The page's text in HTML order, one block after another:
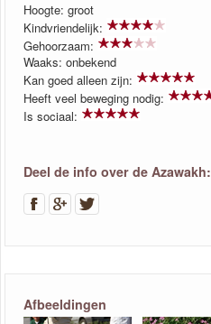
Hoogte: groot
Kindvriendelijk:
Gehoorzaam:
Waaks: onbekend
Kan goed alleen zijn:
Heeft veel beweging nodig:
Is sociaal:
Deel de info over de Azawakh:
Afbeeldingen